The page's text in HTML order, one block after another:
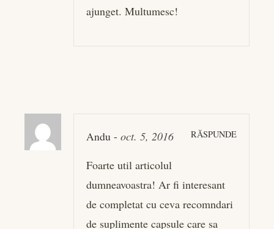
ajunget. Multumesc!
Andu - oct. 5, 2016 RĂSPUNDE
Foarte util articolul
dumneavoastra! Ar fi interesant
de completat cu ceva recomndari
de suplimente capsule care sa